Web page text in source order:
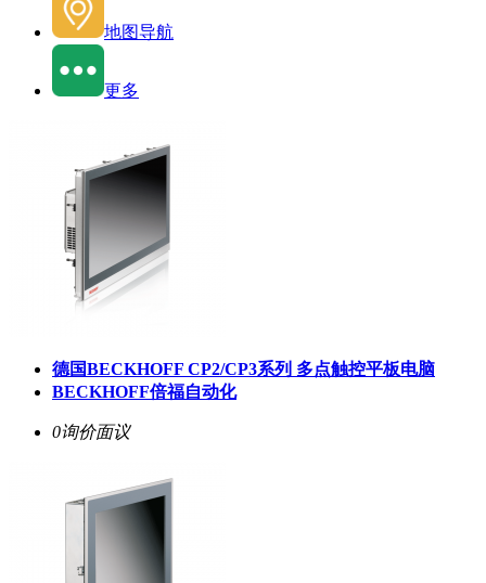
地图导航
更多
德国BECKHOFF CP2/CP3系列 多点触控平板电脑
BECKHOFF倍福自动化
0询价面议